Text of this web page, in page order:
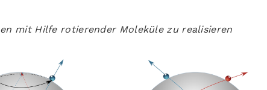
mit Hilfe rotierender Moleküle zu realisieren